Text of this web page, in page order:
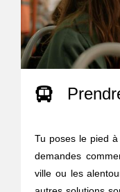
Tu poses le pied
demandes
ville ou les